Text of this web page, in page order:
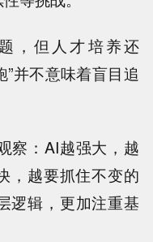
，但人才培养还
”并不意味着盲目追
察：AI越强大，越
，越要抓住不变的
辑，更加注重基